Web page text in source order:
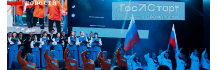
НОВОСТИ